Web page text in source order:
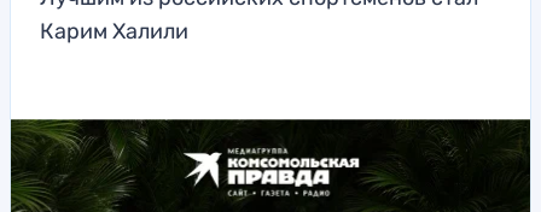
Карим Халили